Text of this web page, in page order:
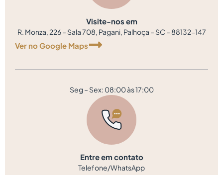
Visite-nos em
R. Monza, 226 – Sala 708, Pagani, Palhoça – SC – 88132-147
Ver no Google Maps
Seg – Sex: 08:00 às 17:00
Entre em contato
Telefone/WhatsApp